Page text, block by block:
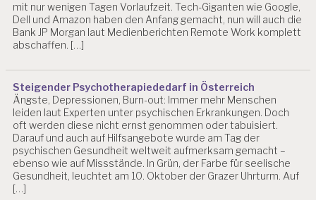
P
S
Y
C
O
L
O
G
IE
S
A
L
Z
B
mit nur wenigen Tagen Vorlaufzeit. Tech-Giganten wie Google,
Dell und Amazon haben den Anfang gemacht, nun will auch die
Bank JP Morgan laut Medienberichten Remote Work komplett
abschaffen. […]
Steigender Psychotherapiededarf in Österreich
Ängste, Depressionen, Burn-out: Immer mehr Menschen
leiden laut Experten unter psychischen Erkrankungen. Doch
oft werden diese nicht ernst genommen oder tabuisiert.
Darauf und auch auf Hilfsangebote wurde am Tag der
psychischen Gesundheit weltweit aufmerksam gemacht –
ebenso wie auf Missstände. In Grün, der Farbe für seelische
Gesundheit, leuchtet am 10. Oktober der Grazer Uhrturm. Auf
[…]